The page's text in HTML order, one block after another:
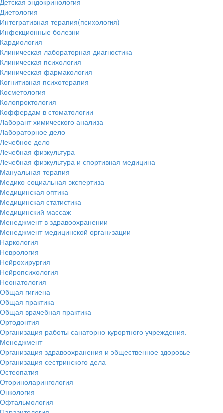
Детская эндокринология
Диетология
Интегративная терапия(психология)
Инфекционные болезни
Кардиология
Клиническая лабораторная диагностика
Клиническая психология
Клиническая фармакология
Когнитивная психотерапия
Косметология
Колопроктология
Коффердам в стоматологии
Лаборант химического анализа
Лабораторное дело
Лечебное дело
Лечебная физкультура
Лечебная физкультура и спортивная медицина
Мануальная терапия
Медико-социальная экспертиза
Медицинская оптика
Медицинская статистика
Медицинский массаж
Менеджмент в здравоохранении
Менеджмент медицинской организации
Наркология
Неврология
Нейрохирургия
Нейропсихология
Неонатология
Общая гигиена
Общая практика
Общая врачебная практика
Ортодонтия
Организация работы санаторно-курортного учреждения.
Менеджмент
Организация здравоохранения и общественное здоровье
Организация сестринского дела
Остеопатия
Оториноларингология
Онкология
Офтальмология